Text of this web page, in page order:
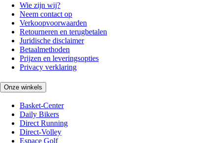
Wie zijn wij?
Neem contact op
Verkoopvoorwaarden
Retourneren en terugbetalen
Juridische disclaimer
Betaalmethoden
Prijzen en leveringsopties
Privacy verklaring
Onze winkels
Basket-Center
Daily Bikers
Direct Running
Direct-Volley
Espace Golf